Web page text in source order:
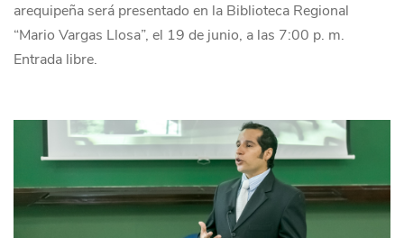
arequipeña será presentado en la Biblioteca Regional
“Mario Vargas Llosa”, el 19 de junio, a las 7:00 p. m.
Entrada libre.